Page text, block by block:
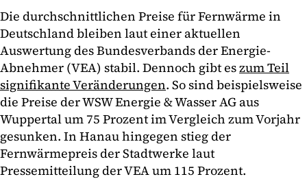
Die durchschnittlichen Preise für Fernwärme in
Deutschland bleiben laut einer aktuellen
Auswertung des Bundesverbands der Energie-
Abnehmer (VEA) stabil. Dennoch gibt eszum Teil
signifikante Veränderungen. So sind beispielsweise
die Preise der WSW Energie & Wasser AG aus
Wuppertal um 75 Prozent im Vergleich zum Vorjahr
gesunken. In Hanau hingegen stieg der
Fernwärmepreis der Stadtwerke laut
Pressemitteilung der VEA um 115 Prozent.